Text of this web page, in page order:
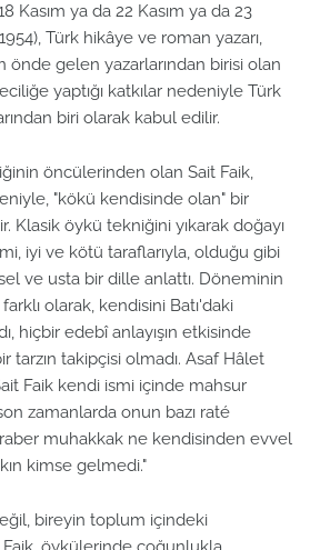
Kasım ya da 22 Kasım ya da 23
Türk hikâye ve roman yazarı,
önde gelen yazarlarından birisi olan
yaptığı katkılar nedeniyle Türk
biri olarak kabul edilir.
öncülerinden olan Sait Faik,
"kökü kendisinde olan" bir
Klasik öykü tekniğini yıkarak doğayı
iyi ve kötü taraflarıyla, olduğu gibi
ve usta bir dille anlattı. Döneminin
olarak, kendisini Batı'daki
hiçbir edebî anlayışın etkisinde
tarzın takipçisi olmadı. Asaf Hâlet
Faik kendi ismi içinde mahsur
zamanlarda onun bazı raté
muhakkak ne kendisinden evvel
kimse gelmedi."
bireyin toplum içindeki